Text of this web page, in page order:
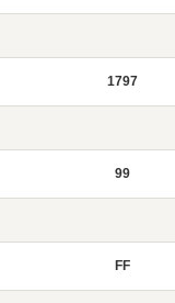
1797
99
FF